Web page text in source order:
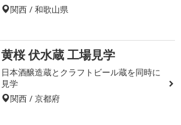
関西 / 和歌山県
黄桜 伏水蔵 工場見学
日本酒醸造蔵とクラフトビール蔵を同時に
見学
関西 / 京都府